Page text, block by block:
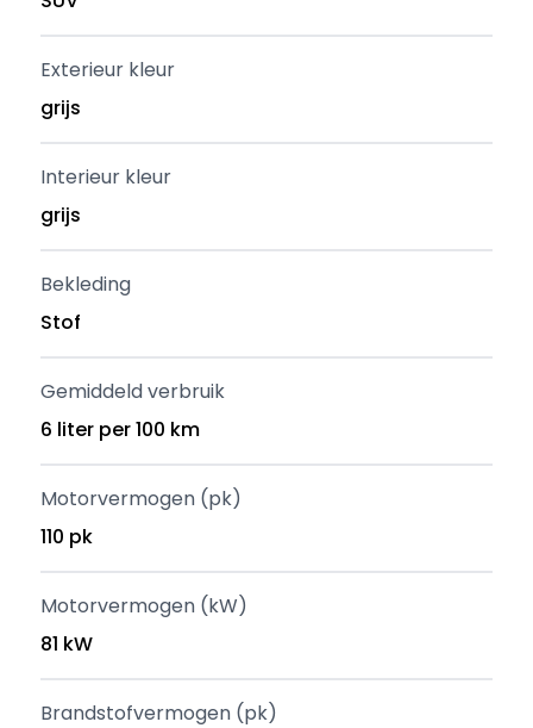
Exterieur kleur
grijs
Interieur kleur
grijs
Bekleding
Stof
Gemiddeld verbruik
6 liter per 100 km
Motorvermogen (pk)
110 pk
Motorvermogen (kW)
81 kW
Brandstofvermogen (pk)